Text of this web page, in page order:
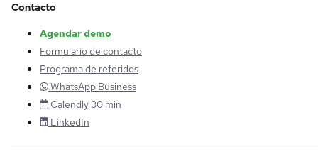
Contacto
Agendar demo
Formulario de contacto
Programa de referidos
WhatsApp Business
Calendly 30 min
LinkedIn